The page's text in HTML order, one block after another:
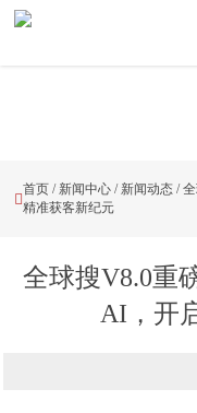

首页 / 新闻中心 / 新闻动态 /
精准获客新纪元
全球搜V8.0重
AI，开